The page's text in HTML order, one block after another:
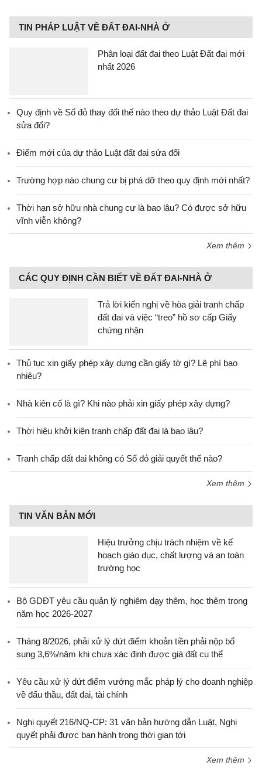
TIN PHÁP LUẬT VỀ ĐẤT ĐAI-NHÀ Ở
Phân loại đất đai theo Luật Đất đai mới
nhất 2026
Quy định về Sổ đỏ thay đổi thế nào theo dự thảo Luật Đất đai
sửa đổi?
Điểm mới của dự thảo Luật đất đai sửa đổi
Trường hợp nào chung cư bị phá dỡ theo quy định mới nhất?
Thời hạn sở hữu nhà chung cư là bao lâu? Có được sở hữu
vĩnh viễn không?
Xem thêm
CÁC QUY ĐỊNH CẦN BIẾT VỀ ĐẤT ĐAI-NHÀ Ở
Trả lời kiến nghị về hòa giải tranh chấp
đất đai và việc “treo” hồ sơ cấp Giấy
chứng nhận
Thủ tục xin giấy phép xây dựng cần giấy tờ gì? Lệ phí bao
nhiêu?
Nhà kiên cố là gì? Khi nào phải xin giấy phép xây dựng?
Thời hiệu khởi kiện tranh chấp đất đai là bao lâu?
Tranh chấp đất đai không có Sổ đỏ giải quyết thế nào?
Xem thêm
TIN VĂN BẢN MỚI
Hiệu trưởng chịu trách nhiệm về kế
hoạch giáo dục, chất lượng và an toàn
trường học
Bộ GDĐT yêu cầu quản lý nghiêm dạy thêm, học thêm trong
năm học 2026-2027
Tháng 8/2026, phải xử lý dứt điểm khoản tiền phải nộp bổ
sung 3,6%/năm khi chưa xác định được giá đất cụ thể
Yêu cầu xử lý dứt điểm vướng mắc pháp lý cho doanh nghiệp
về đấu thầu, đất đai, tài chính
Nghị quyết 216/NQ-CP: 31 văn bản hướng dẫn Luật, Nghị
quyết phải được ban hành trong thời gian tới
Xem thêm